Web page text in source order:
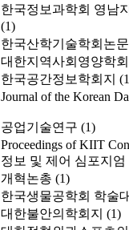
한국정보과학회 영남
(1)
한국산학기술학회논문
대한지역사회영양학회
한국공간정보학회지
Journal of the Korean
공업기술연구 (1)
Proceedings of KIIT
정보 및 제어 심포지엄
개혁논총 (1)
한국생물공학회 학술
대한불안의학회지 (1)